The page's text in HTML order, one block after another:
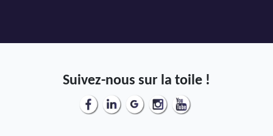
Suivez-nous sur la toile !